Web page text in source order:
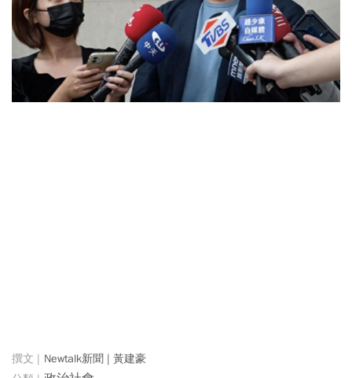
Newtalk新聞 | 黃建豪